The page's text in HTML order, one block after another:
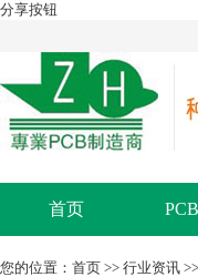
分享按钮
首页
您的位置： 首页 >> 行业资讯 >>